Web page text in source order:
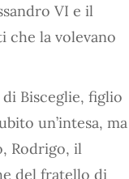
VI e il
che la volevano
di Bisceglie, figlio
un’intesa, ma
Rodrigo, il
del fratello di